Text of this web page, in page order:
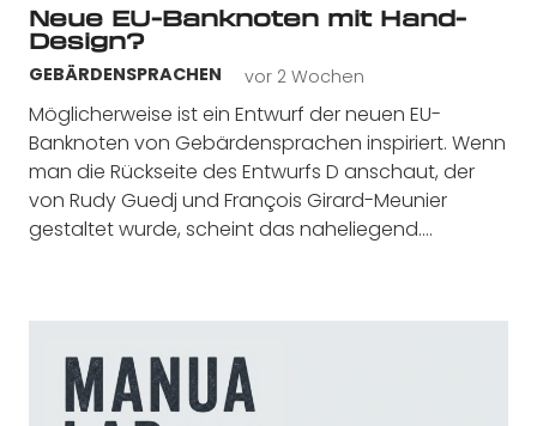
Neue EU-Banknoten mit Hand-
Design?
GEBÄRDENSPRACHEN vor 2 Wochen
Möglicherweise ist ein Entwurf der neuen EU-
Banknoten von Gebärdensprachen inspiriert. Wenn
man die Rückseite des Entwurfs D anschaut, der
von Rudy Guedj und François Girard-Meunier
gestaltet wurde, scheint das naheliegend.…